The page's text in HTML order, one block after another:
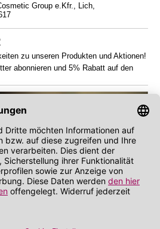
Group e.Kfr., Lich,
zu unseren Produkten und Aktionen!
abonnieren und 5% Rabatt auf den